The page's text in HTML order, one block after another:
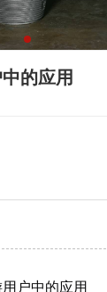
的应用
户中的应用